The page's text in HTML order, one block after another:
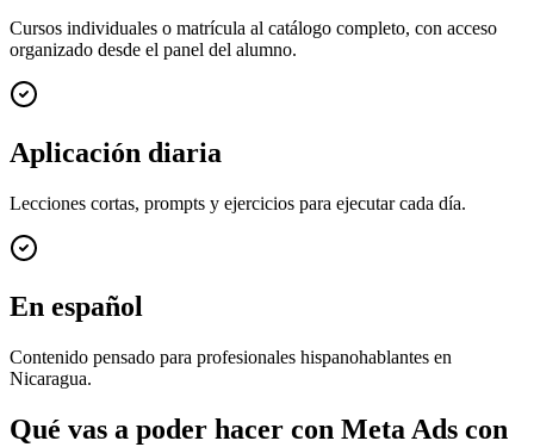
Cursos individuales o matrícula al catálogo completo, con acceso
organizado desde el panel del alumno.
Aplicación diaria
Lecciones cortas, prompts y ejercicios para ejecutar cada día.
En español
Contenido pensado para profesionales hispanohablantes en
Nicaragua.
Qué vas a poder hacer con Meta Ads con